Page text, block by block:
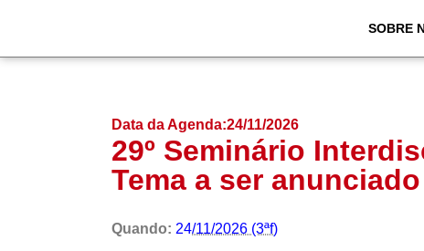
SOBRE
Data da Agenda:24/11/2026
29º Seminário
Tema a ser anunciado
Quando: 24/11/2026 (3ªf)